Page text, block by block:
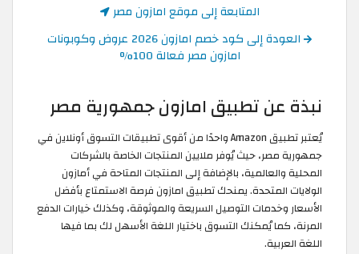
المتابعة إلى موقع امازون مصر
العودة إلى كود خصم امازون 2026 عروض وكوبونات
امازون مصر فعالة 100%
نبذة عن تطبيق امازون جمهورية مصر
يُعتبر تطبيق Amazon واحدًا من أقوى تطبيقات التسوق أونلاين في
جمهورية مصر، حيث يُوفر ملايين المنتجات الخاصة بالشركات
المحلية والعالمية، بالإضافة إلى المنتجات المتاحة في أمازون
الولايات المتحدة. يمنحك تطبيق امازون فرصة الاستمتاع بأفضل
الأسعار وخدمات التوصيل السريعة والموثوقة، وكذلك خيارات الدفع
المرنة، كما يُمكنك التسوق باختيار اللغة الأسهل لك بما فيها
اللغة العربية.